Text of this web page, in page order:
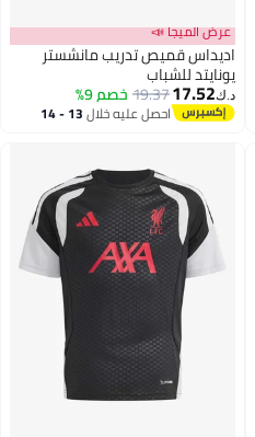
عرض الميجا 📣
اديداس قميص تدريب مانشستر
يونايتد للشباب
د.ك‏17.52
19.37خصم 9%
احصل عليه خلال 13 - 14